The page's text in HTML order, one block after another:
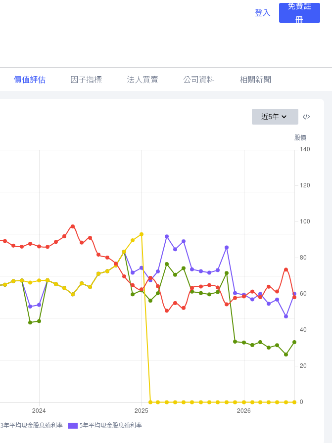
登入
免費註
冊
價值評估 因子指標 法人買賣 公司資料 相關新聞
近5年
3年平均現金股息殖利率 5年平均現金股息殖利率